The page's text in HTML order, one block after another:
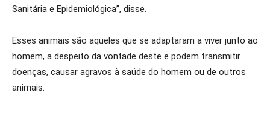
Sanitária e Epidemiológica”, disse.
Esses animais são aqueles que se adaptaram a viver junto ao
homem, a despeito da vontade deste e podem transmitir
doenças, causar agravos à saúde do homem ou de outros
animais.